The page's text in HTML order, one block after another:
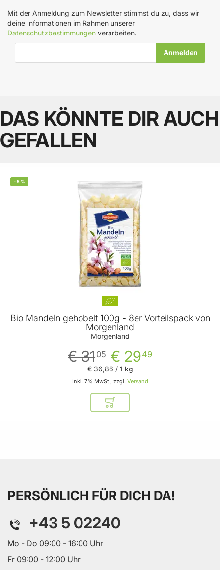
Mit der Anmeldung zum Newsletter stimmst du zu, dass wir
deine Informationen im Rahmen unserer
Datenschutzbestimmungen verarbeiten.
DAS KÖNNTE DIR AUCH
GEFALLEN
-5 %
Bio Mandeln gehobelt 100g - 8er Vorteilspack von
Morgenland
Morgenland
€ 2949
€ 3105
Inkl. 7% MwSt., zzgl. Versand
€ 36,86 / 1 kg
In den Warenkorb
PERSÖNLICH FÜR DICH DA!
+43 5 02240
Mo - Do 09:00 - 16:00 Uhr
Fr 09:00 - 12:00 Uhr